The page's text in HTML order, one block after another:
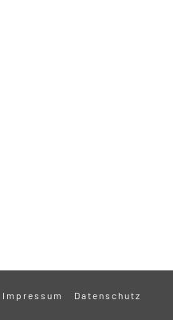
Impressum Datenschutz